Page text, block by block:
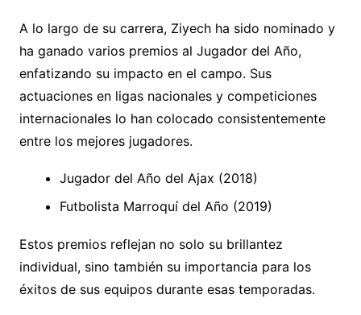
A lo largo de su carrera, Ziyech ha sido nominado y
ha ganado varios premios al Jugador del Año,
enfatizando su impacto en el campo. Sus
actuaciones en ligas nacionales y competiciones
internacionales lo han colocado consistentemente
entre los mejores jugadores.
Jugador del Año del Ajax (2018)
Futbolista Marroquí del Año (2019)
Estos premios reflejan no solo su brillantez
individual, sino también su importancia para los
éxitos de sus equipos durante esas temporadas.